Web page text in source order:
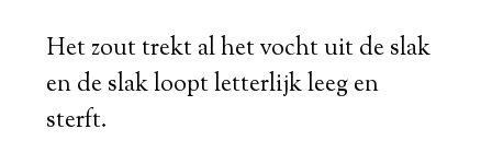
Het zout trekt al het vocht uit de slak
en de slak loopt letterlijk leeg en
sterft.